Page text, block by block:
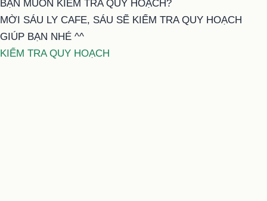
BẠN MUỐN KIỂM TRA QUY HOẠCH?
MỜI SÁU LY CAFE, SÁU SẼ KIỂM TRA QUY HOẠCH
GIÚP BẠN NHÉ ^^
KIỂM TRA QUY HOẠCH